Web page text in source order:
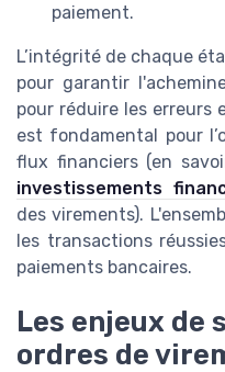
paiement.
L’intégrité de chaque
pour garantir
pour réduire les erreurs
est fondamental pour
flux financiers (en
investissements
des virements).
les transactions
paiements bancaires.
Les enjeux de
ordres de